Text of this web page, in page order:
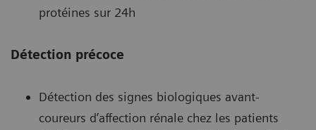
protéines sur 24h
Détection précoce
Détection des signes biologiques avant-
coureurs d’affection rénale chez les patients